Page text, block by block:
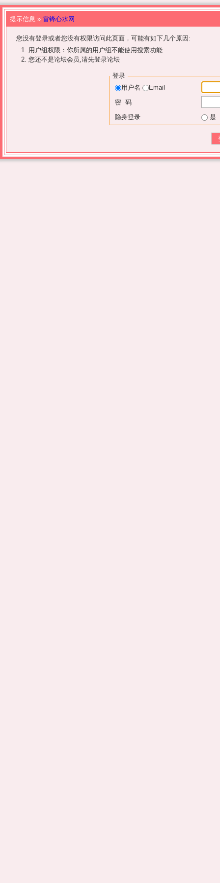
提示信息 » 雷锋心水网
您没有登录或者您没有权限访问此页面，可能有如下几个原因:
用户组权限：你所属的用户组不能使用搜索功能
您还不是论坛会员,请先登录论坛
登录
用户名
Email
密 码
隐身登录